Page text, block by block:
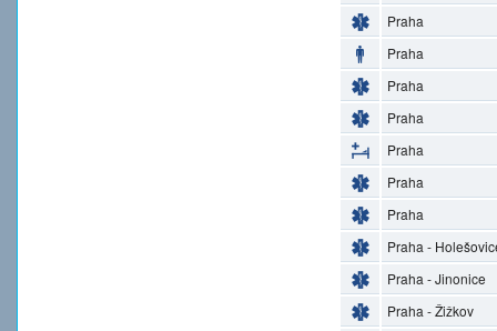
Praha
Praha
Praha
Praha
Praha
Praha
Praha
Praha -
Praha - Jinonice
Praha - Žižkov